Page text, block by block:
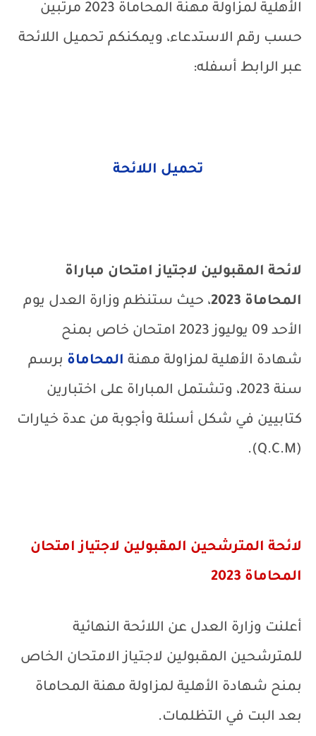
الأهلية لمزاولة مهنة المحاماة 2023 مرتبين
حسب رقم الاستدعاء، ويمكنكم تحميل اللائحة
عبر الرابط أسفله:
تحميل اللائحة
لائحة المقبولين لاجتياز امتحان مباراة
المحاماة 2023
، حيث ستنظم وزارة العدل يوم
الأحد 09 يوليوز 2023 امتحان خاص بمنح
شهادة الأهلية لمزاولة مهنة المحاماةبرسم
سنة 2023، وتشتمل المباراة على اختبارين
كتابيين في شكل أسئلة وأجوبة من عدة خيارات
(
Q.C.M
).
لائحة المترشحين المقبولين لاجتياز امتحان
المحاماة 2023
أعلنت وزارة العدل عن اللائحة النهائية
للمترشحين المقبولين لاجتياز الامتحان الخاص
بمنح شهادة الأهلية لمزاولة مهنة المحاماة
بعد البت في التظلمات.